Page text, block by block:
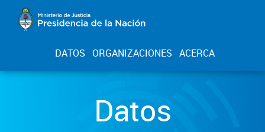
DATOS ORGANIZACIONES ACERCA
Datos